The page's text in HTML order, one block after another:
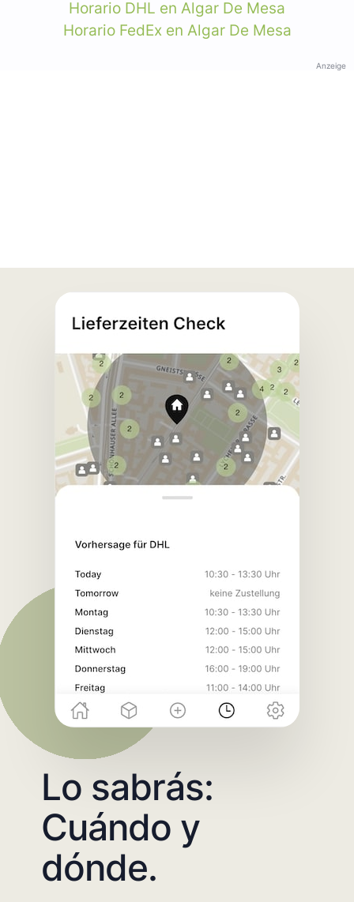
Horario DHL en Algar De Mesa
Horario FedEx en Algar De Mesa
Anzeige
Lo sabrás:
Cuándo y
dónde.